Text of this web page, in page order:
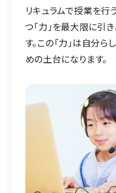
リキュラムで授業を行
つ「力」を最大限に引
す。この「力」は自分
めの土台になります。